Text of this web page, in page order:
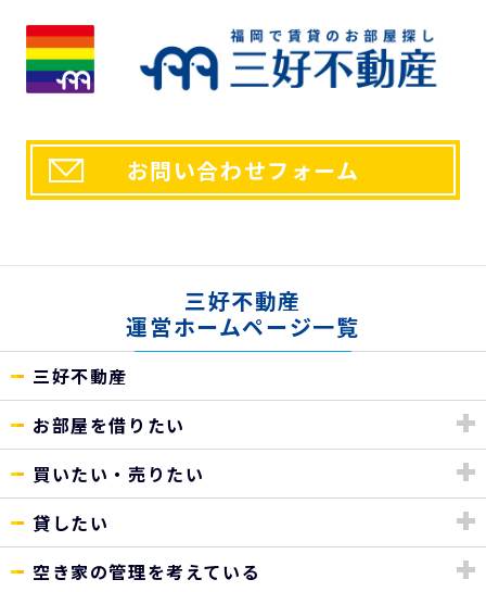
お問い合わせフォーム
三好不動産
運営ホームページ一覧
三好不動産
お部屋を借りたい
買いたい・売りたい
貸したい
空き家の管理を考えている